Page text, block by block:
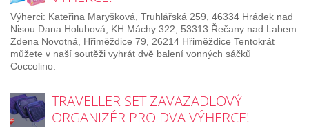
Výherci: Kateřina Maryšková, Truhlářská 259, 46334 Hrádek nad
Nisou Dana Holubová, KH Máchy 322, 53313 Řečany nad Labem
Zdena Novotná, Hřiměždice 79, 26214 Hřiměždice Tentokrát
můžete v naší soutěži vyhrát dvě balení vonných sáčků
Coccolino.
TRAVELLER SET ZAVAZADLOVÝ
ORGANIZÉR PRO DVA VÝHERCE!